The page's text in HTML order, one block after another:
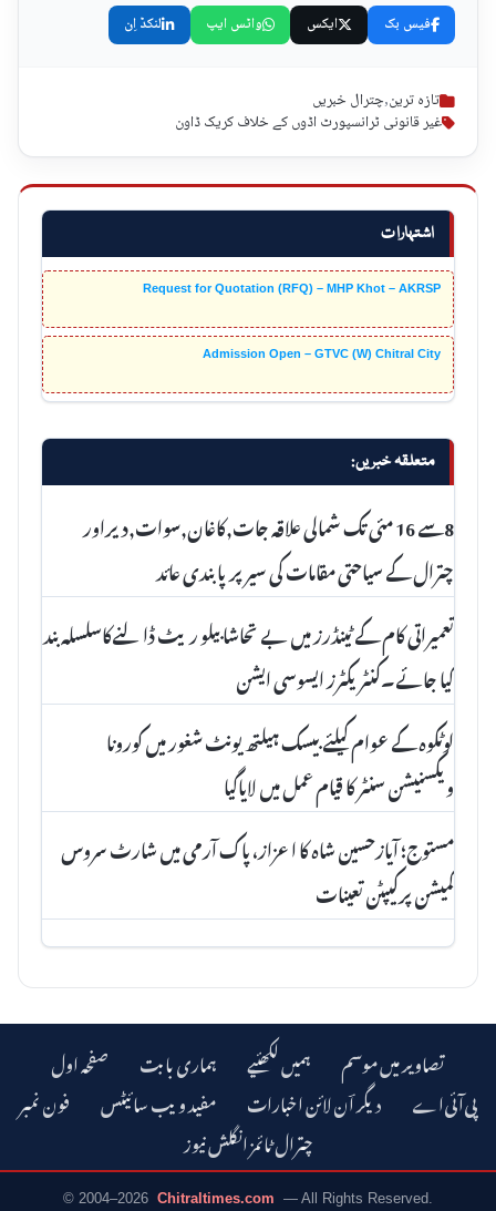
اشتہارات
Request for Quotation (RFQ) – MHP Khot – AKRSP
Admission Open – GTVC (W) Chitral City
متعلقہ خبریں:
8سے 16 مئی تک شمالی علاقہ جات,کاغان,سوات,دیراور
چترال کے سیاحتی مقامات کی سیر پرپابندی عائد
تعمیراتی کام کے ٹینڈرز میں بے تحاشا بیلو ریٹ ڈالنےکاسلسلہ بند
کیا جائے۔کنٹریکٹرز ایسوسی ایشن
لوٹکوہ کے عوام کیلئے بیسک ہیلتھ یونٹ شغور میں کورونا
ویکسنیشن سنٹر کا قیام عمل میں لایاگیا
مستوج؛ آیازحسین شاہ کا اعزاز، پاک آرمی میں شارٹ سروس
کمیشن پرکیپٹن تعینات
فیس بک ایکس واٹس ایپ لنکڈ اِن
تازہ ترین,چترال خبریں
غیر قانونی ٹرانسپورٹ اڈوں کے خلاف کریک ڈاون
صفحہ اول ہماری بابت ہمیں لکھئیے
تصاویر میں موسم
فون نمبر
مفید ویب سائیٹس دیگر اؔن لائن اخبارات
چترال ٹائمز انگلش نیوز
© 2004–2026 Chitraltimes.com — All Rights Reserved.